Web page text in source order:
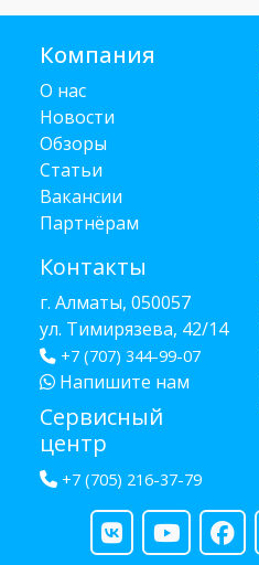
Компания
О нас
Новости
Обзоры
Статьи
Вакансии
Партнёрам
Контакты
г. Алматы, 050057
ул. Тимирязева, 42/14
+7 (707) 344-99-07
Напишите нам
Сервисный
центр
+7 (705) 216-37-79